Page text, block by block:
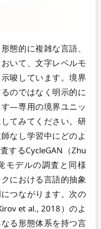
態的に複雑な言語、
いて、文字レベルモ
唆しています。境界
のではなく明示的に
—専用の境界ユニッ
てみてください。研
なし学習中にどのよ
するCycleGAN（Zhu
モデルの調査と同様
における言語的抽象
つながります。次の
et al., 2018）のよ
る形態体系を持つ言